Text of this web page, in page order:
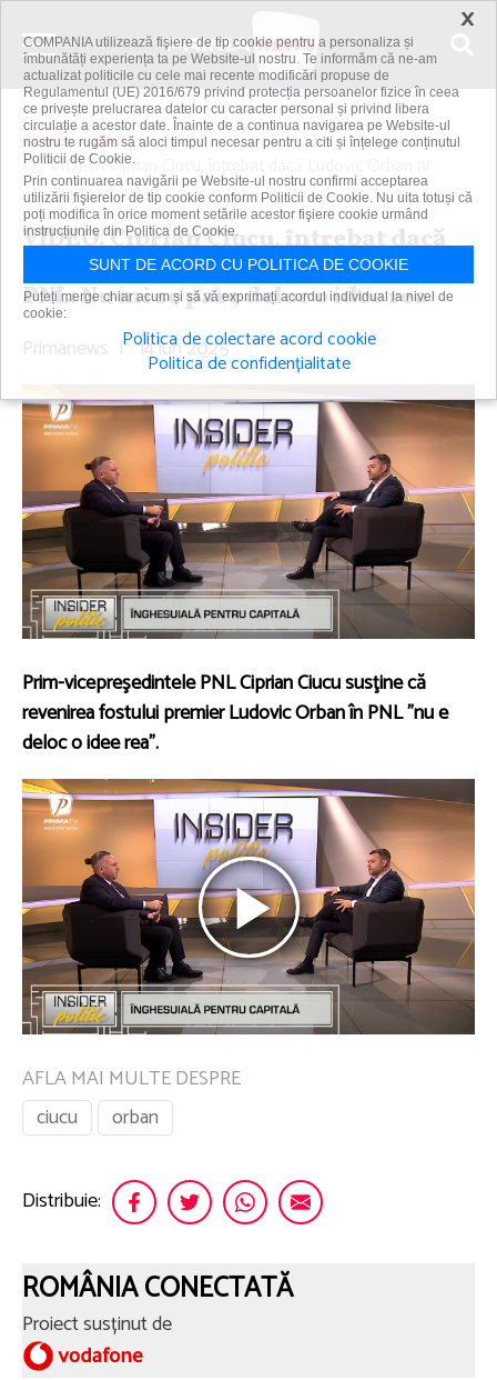
Acasă
Știri
VIDEO. Ciprian Ciucu, întrebat dacă Ludovic Orban ar
trebui să revină în...
VIDEO. Ciprian Ciucu, întrebat dacă
Ludovic Orban ar trebui să revină în
PNL: Nu mi se pare deloc o idee rea
Primanews | 14 iun 2025
Prim-vicepreşedintele PNL Ciprian Ciucu susţine că
revenirea fostului premier Ludovic Orban în PNL ”nu e
deloc o idee rea”.
AFLA MAI MULTE DESPRE
ciucu
orban
Distribuie:
ROMÂNIA CONECTATĂ
Proiect susținut de
×
COMPANIA utilizează fişiere de tip cookie pentru a personaliza și
îmbunătăți experiența ta pe Website-ul nostru. Te informăm că ne-am
actualizat politicile cu cele mai recente modificări propuse de
Regulamentul (UE) 2016/679 privind protecția persoanelor fizice în ceea
ce privește prelucrarea datelor cu caracter personal și privind libera
circulație a acestor date. Înainte de a continua navigarea pe Website-ul
nostru te rugăm să aloci timpul necesar pentru a citi și înțelege conținutul
Politicii de Cookie.
Prin continuarea navigării pe Website-ul nostru confirmi acceptarea
utilizării fişierelor de tip cookie conform Politicii de Cookie. Nu uita totuși că
poți modifica în orice moment setările acestor fişiere cookie urmând
instrucțiunile din Politica de Cookie.
SUNT DE ACORD CU POLITICA DE COOKIE
Puteți merge chiar acum și să vă exprimați acordul individual la nivel de
cookie:
Politica de colectare acord cookie
Politica de confidențialitate